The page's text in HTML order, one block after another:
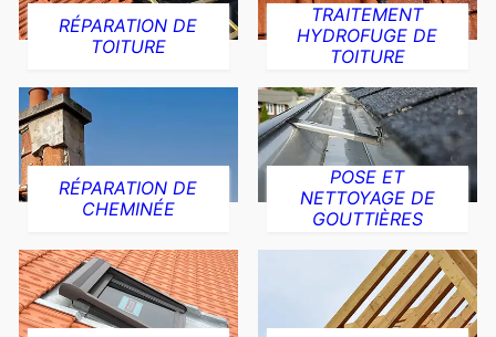
RÉPARATION DE
TOITURE
TRAITEMENT
HYDROFUGE DE
TOITURE
RÉPARATION DE
CHEMINÉE
POSE ET
NETTOYAGE DE
GOUTTIÈRES